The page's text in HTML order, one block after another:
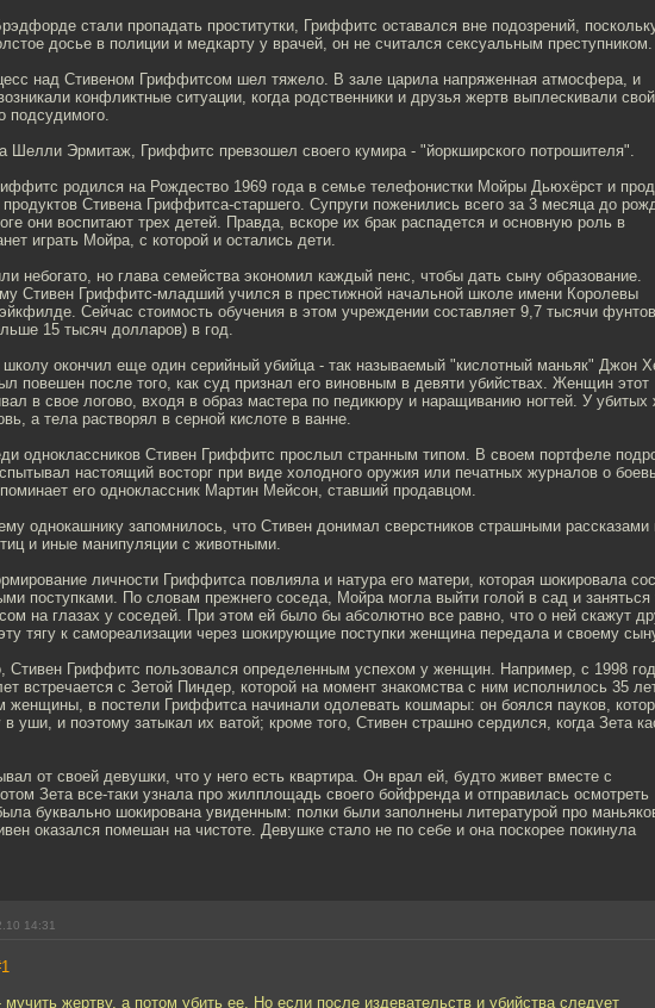
стали пропадать проститутки, Гриффитс оставался вне подозрений,
досье в полиции и медкарту у врачей, он не считался сексуальным преступником.
над Стивеном Гриффитсом шел тяжело. В зале царила напряженная атмосфера, и
конфликтные ситуации, когда родственники и друзья жертв выплескивали
подсудимого.
Шелли Эрмитаж, Гриффитс превзошел своего кумира - "йоркширского потрошителя".
родился на Рождество 1969 года в семье телефонистки Мойры Дьюхёрст и
Стивена Гриффитса-старшего. Супруги поженились всего за 3 месяца до
они воспитают трех детей. Правда, вскоре их брак распадется и основную роль в
играть Мойра, с которой и остались дети.
небогато, но глава семейства экономил каждый пенс, чтобы дать сыну образование.
Стивен Гриффитс-младший учился в престижной начальной школе имени Королевы
Сейчас стоимость обучения в этом учреждении составляет 9,7 тысячи фунтов
15 тысяч долларов) в год.
школу окончил еще один серийный убийца - так называемый "кислотный маньяк" Джон
повешен после того, как суд признал его виновным в девяти убийствах. Женщин этот
в свое логово, входя в образ мастера по педикюру и наращиванию ногтей. У убитых
а тела растворял в серной кислоте в ванне.
одноклассников Стивен Гриффитс прослыл странным типом. В своем портфеле
настоящий восторг при виде холодного оружия или печатных журналов о
его одноклассник Мартин Мейсон, ставший продавцом.
однокашнику запомнилось, что Стивен донимал сверстников страшными рассказами
и иные манипуляции с животными.
личности Гриффитса повлияла и натура его матери, которая шокировала
поступками. По словам прежнего соседа, Мойра могла выйти голой в сад и заняться
на глазах у соседей. При этом ей было бы абсолютно все равно, что о ней скажут
тягу к самореализации через шокирующие поступки женщина передала и своему
Стивен Гриффитс пользовался определенным успехом у женщин. Например, с 1998
встречается с Зетой Пиндер, которой на момент знакомства с ним исполнилось 35
женщины, в постели Гриффитса начинали одолевать кошмары: он боялся пауков,
в уши, и поэтому затыкал их ватой; кроме того, Стивен страшно сердился, когда Зета
от своей девушки, что у него есть квартира. Он врал ей, будто живет вместе с
Зета все-таки узнала про жилплощадь своего бойфренда и отправилась осмотреть
буквально шокирована увиденным: полки были заполнены литературой про
оказался помешан на чистоте. Девушке стало не по себе и она поскорее покинула
14:31
жертву, а потом убить ее. Но если после издевательств и убийства следует